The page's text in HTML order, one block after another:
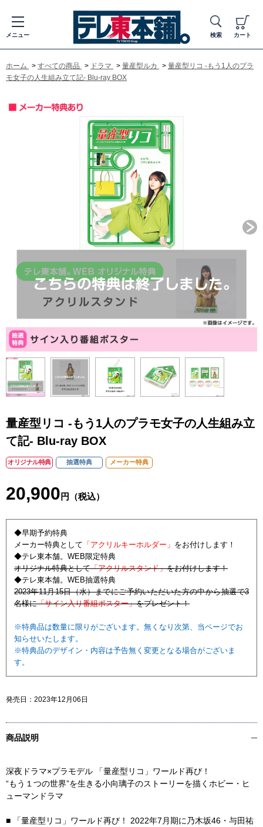
メニュー 検索 カート
ホーム > すべての商品 > ドラマ > 量産型ルカ > 量産型リコ -もう1人のプラ
モ女子の人生組み立て記- Blu-ray BOX
量産型リコ -もう1人のプラモ女子の人生組み立
て記- Blu-ray BOX
オリジナル特典 抽選特典 メーカー特典
20,900 円（税込）
◆早期予約特典
メーカー特典として 「アクリルキーホルダー」 をお付けします！
◆テレ東本舗。WEB限定特典
オリジナル特典として「アクリルスタンド」をお付けします！
◆テレ東本舗。WEB抽選特典
2023年11月15日（水）までにご予約いただいた方の中から抽選で3
名様に「サイン入り番組ポスター」をプレゼント！
※特典品は数量に限りがございます。無くなり次第、当ページでお
知らせいたします。
※特典品のデザイン・内容は予告無く変更となる場合がございま
す。
発売日： 2023年12月06日
商品説明
深夜ドラマ×プラモデル 「量産型リコ」ワールド再び！
“もう１つの世界”を生きる小向璃子のストーリーを描くホビー・ヒ
ューマンドラマ
■ 「量産型リコ」ワールド再び！ 2022年7月期に乃木坂46・与田祐